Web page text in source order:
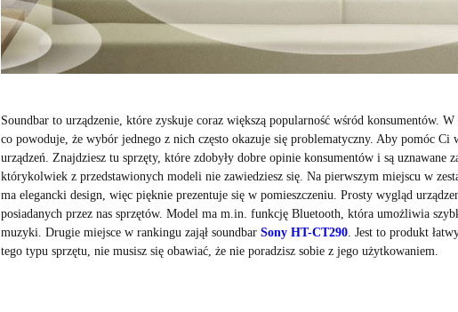
Soundbar to urządzenie, które zyskuje coraz większą popularność wśród konsumentów.
co powoduje, że wybór jednego z nich często okazuje się problematyczny. Aby pomóc
urządzeń. Znajdziesz tu sprzęty, które zdobyły dobre opinie konsumentów i są uznawane
którykolwiek z przedstawionych modeli nie zawiedziesz się. Na pierwszym miejscu w
ma elegancki design, więc pięknie prezentuje się w pomieszczeniu. Prosty wygląd
posiadanych przez nas sprzętów. Model ma m.in. funkcję Bluetooth, która umożliwia
muzyki. Drugie miejsce w rankingu zajął soundbar Sony HT-CT290. Jest to produkt
tego typu sprzętu, nie musisz się obawiać, że nie poradzisz sobie z jego użytkowaniem.